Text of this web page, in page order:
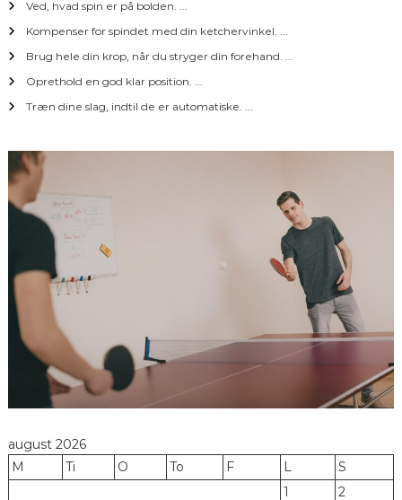
i
o
n
Ved, hvad spin er på bolden. ...
Kompenser for spindet med din ketchervinkel. ...
Brug hele din krop, når du stryger din forehand. ...
Oprethold en god klar position. ...
Træn dine slag, indtil de er automatiske. ...
august 2026
M
Ti O To F L
S
1
2